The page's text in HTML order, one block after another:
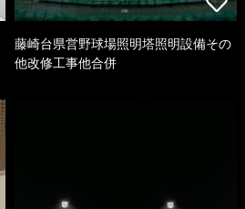
藤崎台県営野球場照明塔照明設備その
他改修工事他合併